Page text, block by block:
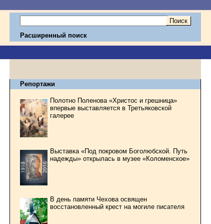
Расширенный поиск
Репортажи
Полотно Поленова «Христос и грешница»
впервые выставляется в Третьяковской
галерее
Выставка «Под покровом Боголюбской. Путь
надежды» открылась в музее «Коломенское»
В день памяти Чехова освящен
восстановленный крест на могиле писателя